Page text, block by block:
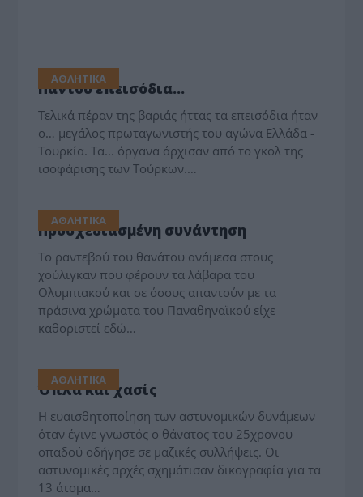
ΑΘΛΗΤΙΚΑ
Παντού επεισόδια…
Τελικά πέραν της βαριάς ήττας τα επεισόδια ήταν
ο… μεγάλος πρωταγωνιστής του αγώνα Ελλάδα -
Τουρκία. Τα... όργανα άρχισαν από το γκολ της
ισοφάρισης των Τούρκων.…
ΑΘΛΗΤΙΚΑ
Προσχεδιασμένη συνάντηση
Το ραντεβού του θανάτου ανάμεσα στους
χούλιγκαν που φέρουν τα λάβαρα του
Ολυμπιακού και σε όσους απαντούν με τα
πράσινα χρώματα του Παναθηναϊκού είχε
καθοριστεί εδώ…
ΑΘΛΗΤΙΚΑ
Όπλα και χασίς
Η ευαισθητοποίηση των αστυνομικών δυνάμεων
όταν έγινε γνωστός ο θάνατος του 25χρονου
οπαδού οδήγησε σε μαζικές συλλήψεις. Οι
αστυνομικές αρχές σχημάτισαν δικογραφία για τα
13 άτομα…